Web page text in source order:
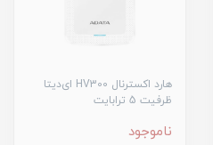
هارد‌ اکسترنال HV300 ای‌دیتا
ظرفیت 5 ترابایت
ناموجود